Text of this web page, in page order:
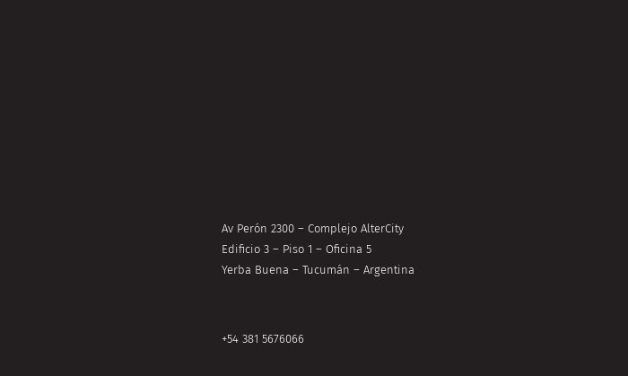
Av Perón 2300 – Complejo AlterCity
Edificio 3 – Piso 1 – Oficina 5
Yerba Buena – Tucumán – Argentina
+54 381 5676066